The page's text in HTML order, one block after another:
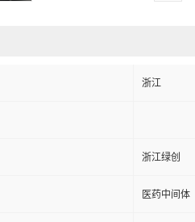
浙江
浙江绿创
医药中间体